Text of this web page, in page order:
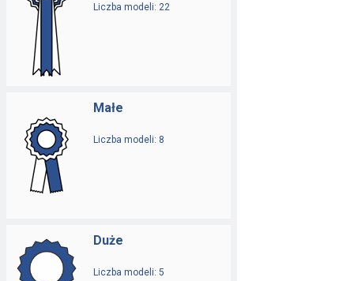
Liczba modeli: 22
Małe
Liczba modeli: 8
Duże
Liczba modeli: 5